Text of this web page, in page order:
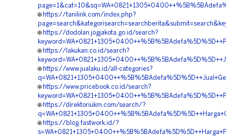
🌐 https://tanilink.com/index.php?
🌐 https://dodolan.jogjakota.go.id/search?
🌐 https://lakukan.co.id/search?
🌐 https://www.jualaku.id/all-categories?
🌐 https://www.pricebook.co.id/search?
🌐 https://direktoriukm.com/search/?
🌐 https://blog.fastwork.id/?